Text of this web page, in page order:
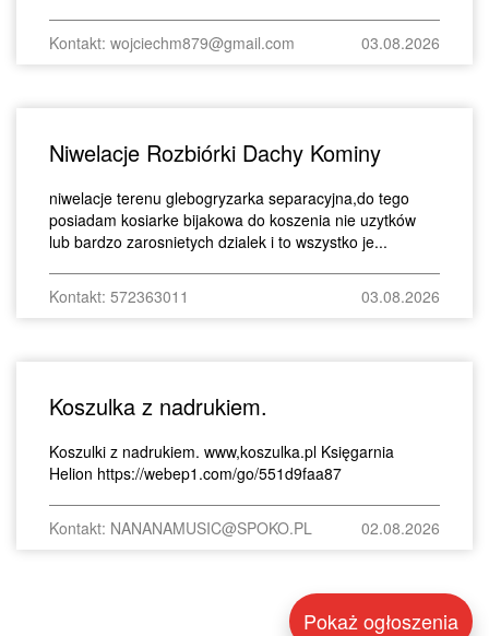
Kontakt: wojciechm879@gmail.com 03.08.2026
Niwelacje Rozbiórki Dachy Kominy
niwelacje terenu glebogryzarka separacyjna,do tego
posiadam kosiarke bijakowa do koszenia nie uzytków
lub bardzo zarosnietych dzialek i to wszystko je...
Kontakt: 572363011 03.08.2026
Koszulka z nadrukiem.
Koszulki z nadrukiem. www,koszulka.pl Księgarnia
Helion https://webep1.com/go/551d9faa87
Kontakt: NANANAMUSIC@SPOKO.PL 02.08.2026
Pokaż ogłoszenia